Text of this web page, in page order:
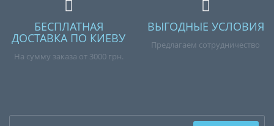
БЕСПЛАТНАЯ
ДОСТАВКА ПО КИЕВУ
На сумму заказа от 3000 грн.
ВЫГОДНЫЕ УСЛОВИЯ
Предлагаем сотрудничество